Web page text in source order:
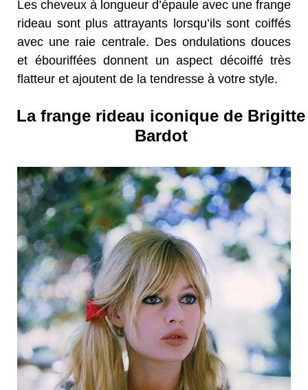
Les cheveux à longueur d’épaule avec une frange
rideau sont plus attrayants lorsqu’ils sont coiffés
avec une raie centrale. Des ondulations douces
et ébouriffées donnent un aspect décoiffé très
flatteur et ajoutent de la tendresse à votre style.
La frange rideau iconique de Brigitte
Bardot